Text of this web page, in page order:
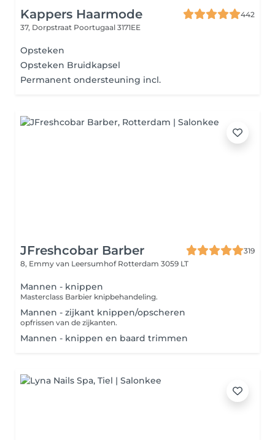
Kappers Haarmode
442
37, Dorpstraat Poortugaal 3171EE
Opsteken
Opsteken Bruidkapsel
Permanent ondersteuning incl.
JFreshcobar Barber
319
8, Emmy van Leersumhof Rotterdam 3059 LT
Mannen - knippen
Masterclass Barbier knipbehandeling.
Mannen - zijkant knippen/opscheren
opfrissen van de zijkanten.
Mannen - knippen en baard trimmen